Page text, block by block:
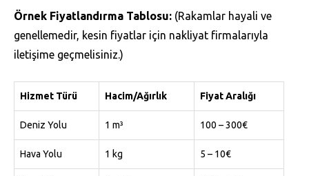
Örnek Fiyatlandırma Tablosu: (Rakamlar hayali ve
genellemedir, kesin fiyatlar için nakliyat firmalarıyla
iletişime geçmelisiniz.)
Hizmet Türü Hacim/Ağırlık Fiyat Aralığı
Deniz Yolu 1 m³ 100 – 300€
Hava Yolu 1 kg 5 – 10€